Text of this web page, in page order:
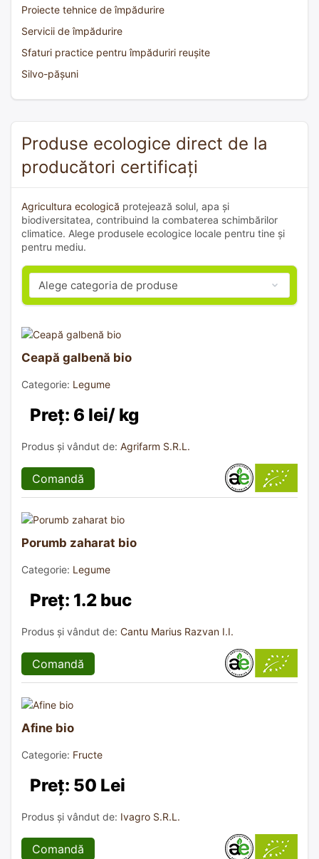
Proiecte tehnice de împădurire
Servicii de împădurire
Sfaturi practice pentru împăduriri reușite
Silvo-pășuni
Produse ecologice direct de la
producători certificați
Agricultura ecologică protejează solul, apa și
biodiversitatea, contribuind la combaterea schimbărilor
climatice. Alege produsele ecologice locale pentru tine și
pentru mediu.
Ceapă galbenă bio
Categorie: Legume
Preț: 6 lei/ kg
Produs și vândut de: Agrifarm S.R.L.
Comandă
Porumb zaharat bio
Categorie: Legume
Preț: 1.2 buc
Produs și vândut de: Cantu Marius Razvan I.I.
Comandă
Afine bio
Categorie: Fructe
Preț: 50 Lei
Produs și vândut de: Ivagro S.R.L.
Comandă